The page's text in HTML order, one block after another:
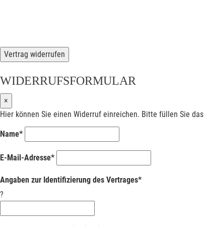
Vertrag widerrufen
WIDERRUFSFORMULAR
×
Hier können Sie einen Widerruf einreichen. Bitte füllen Sie
Name*
E-Mail-Adresse*
Angaben zur Identifizierung des Vertrages*
?